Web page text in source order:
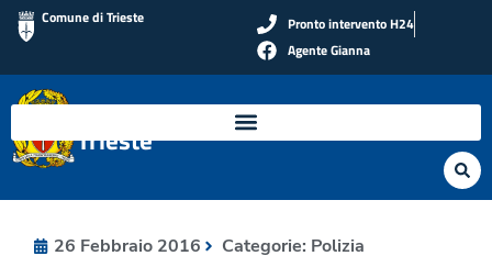
Comune di Trieste
Pronto intervento H24
Agente Gianna
Polizia Locale di
Trieste
26 Febbraio 2016 Categorie: Polizia